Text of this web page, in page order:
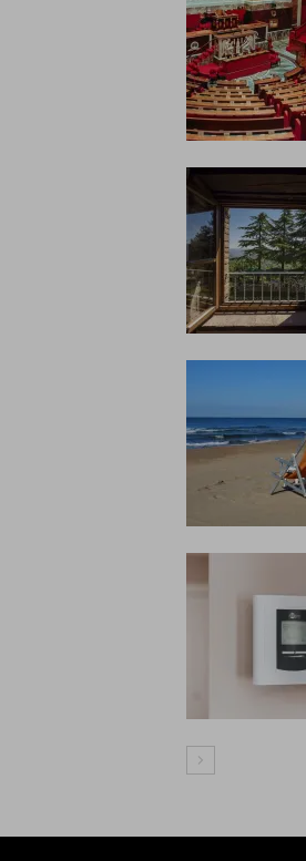
Articolo Successivo